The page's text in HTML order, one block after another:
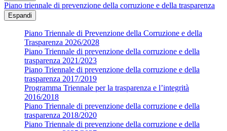
Piano triennale di prevenzione della corruzione e della trasparenza
Espandi
Piano Triennale di Prevenzione della Corruzione e della
Trasparenza 2026/2028
Piano Triennale di prevenzione della corruzione e della
trasparenza 2021/2023
Piano Triennale di prevenzione della corruzione e della
trasparenza 2017/2019
Programma Triennale per la trasparenza e l’integrità
2016/2018
Piano Triennale di prevenzione della corruzione e della
trasparenza 2018/2020
Piano Triennale di prevenzione della corruzione e della